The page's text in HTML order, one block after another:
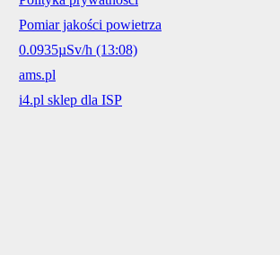
Pomiar jakości powietrza
0.0935µSv/h (13:08)
ams.pl
i4.pl sklep dla ISP